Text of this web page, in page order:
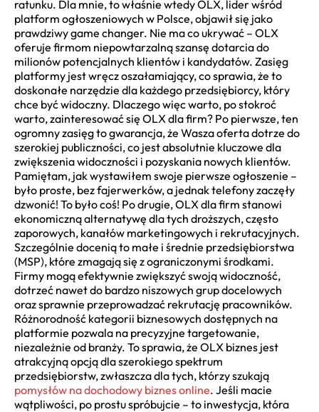
ratunku. Dla mnie, to właśnie wtedy OLX, lider wśród
platform ogłoszeniowych w Polsce, objawił się jako
prawdziwy game changer. Nie ma co ukrywać – OLX
oferuje firmom niepowtarzalną szansę dotarcia do
milionów potencjalnych klientów i kandydatów. Zasięg
platformy jest wręcz oszałamiający, co sprawia, że to
doskonałe narzędzie dla każdego przedsiębiorcy, który
chce być widoczny. Dlaczego więc warto, po stokroć
warto, zainteresować się OLX dla firm? Po pierwsze, ten
ogromny zasięg to gwarancja, że Wasza oferta dotrze do
szerokiej publiczności, co jest absolutnie kluczowe dla
zwiększenia widoczności i pozyskania nowych klientów.
Pamiętam, jak wystawiłem swoje pierwsze ogłoszenie –
było proste, bez fajerwerków, a jednak telefony zaczęły
dzwonić! To było coś! Po drugie, OLX dla firm stanowi
ekonomiczną alternatywę dla tych droższych, często
zaporowych, kanałów marketingowych i rekrutacyjnych.
Szczególnie docenią to małe i średnie przedsiębiorstwa
(MSP), które zmagają się z ograniczonymi środkami.
Firmy mogą efektywnie zwiększyć swoją widoczność,
dotrzeć nawet do bardzo niszowych grup docelowych
oraz sprawnie przeprowadzać rekrutację pracowników.
Różnorodność kategorii biznesowych dostępnych na
platformie pozwala na precyzyjne targetowanie,
niezależnie od branży. To sprawia, że OLX biznes jest
atrakcyjną opcją dla szerokiego spektrum
przedsiębiorstw, zwłaszcza dla tych, którzy szukają
pomysłów na dochodowy biznes online. Jeśli macie
wątpliwości, po prostu spróbujcie – to inwestycja, która